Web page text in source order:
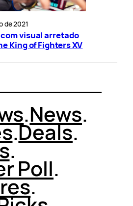
de 2021
visual arretado
King of Fighters XV
.News.
.Deals.
.
Poll.
.